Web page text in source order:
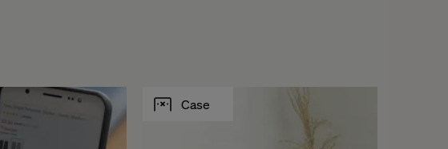
Case